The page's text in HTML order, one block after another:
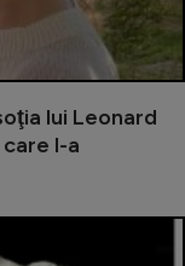
lui Leonard
l-a